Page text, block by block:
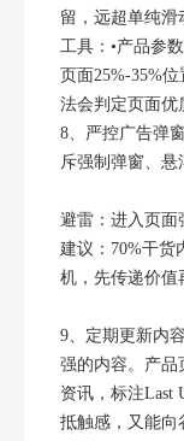
留，远超单纯滑
工具：•产品参
页面25%-35%
法会判定页面优
8、严控广告弹
斥强制弹窗、悬
避雷：进入页面
建议：70%干货
机，先传递价值
9、定期更新内
强的内容。产品
资讯，标注Last
抵触感，又能向